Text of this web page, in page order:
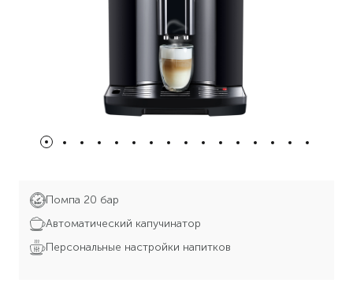
Помпа 20 бар
Автоматический капучинатор
Персональные настройки напитков